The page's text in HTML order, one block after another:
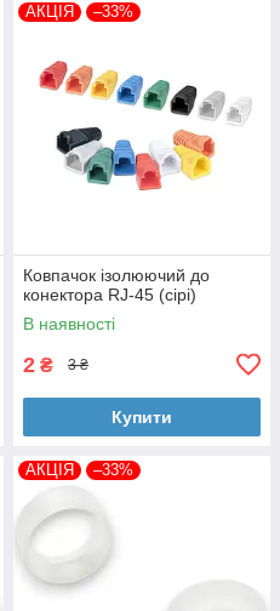
АКЦІЯ –33%
Ковпачок ізолюючий до
конектора RJ-45 (сірі)
В наявності
2 ₴ 3 ₴
Купити
АКЦІЯ –33%